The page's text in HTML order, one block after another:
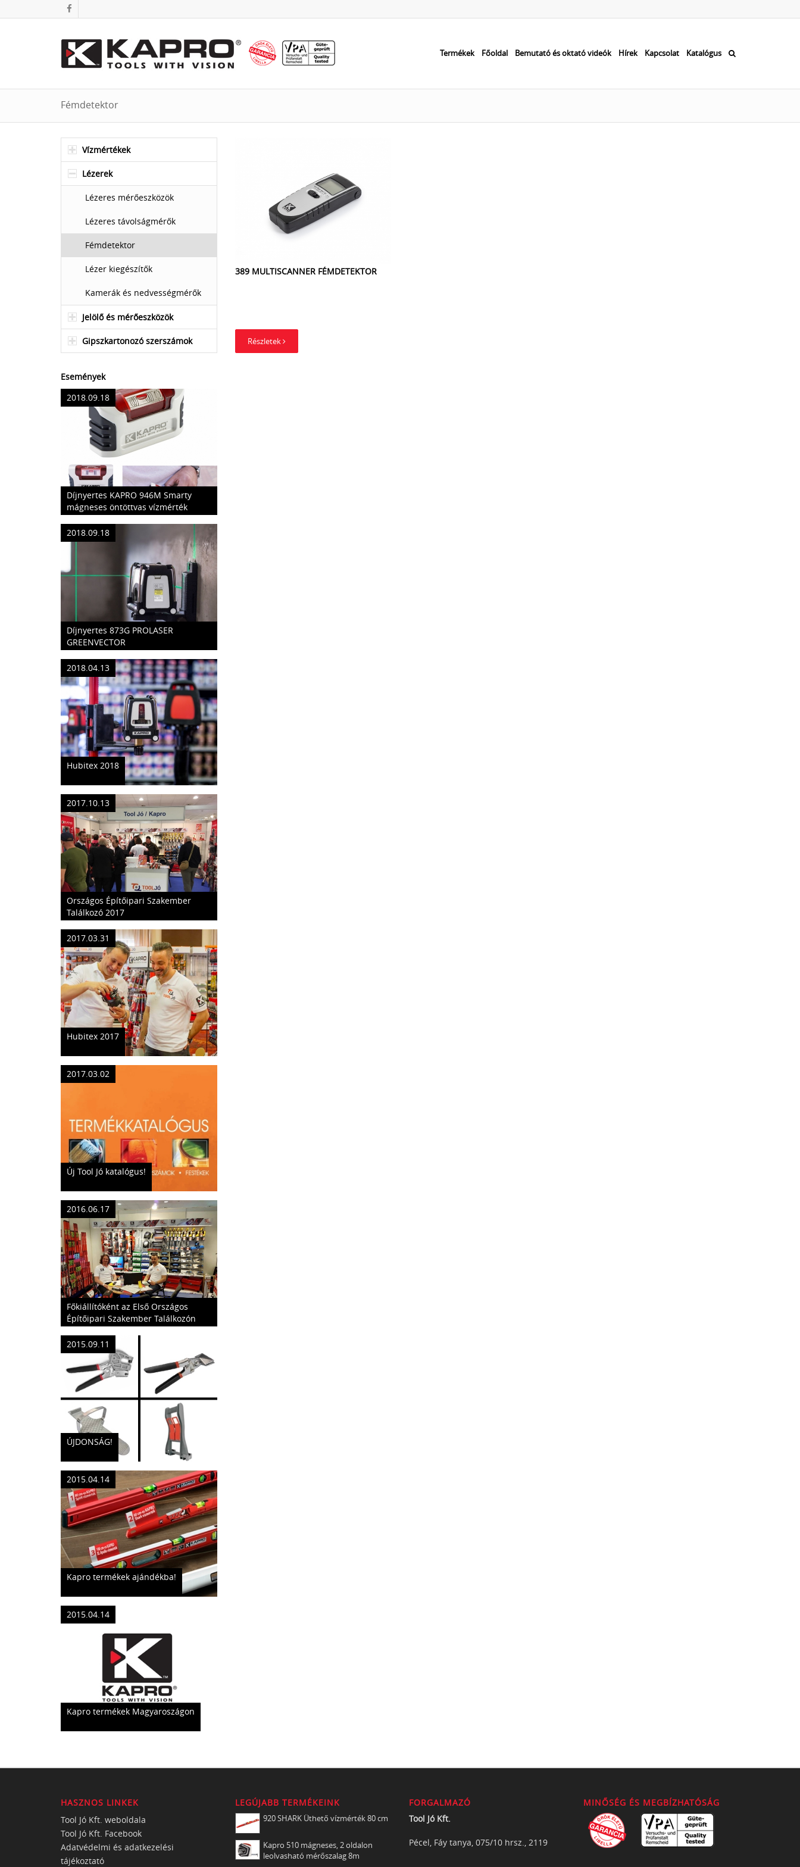
Termékek Főoldal Bemutató és oktató videók Hírek Kapcsolat Katalógus
Fémdetektor
Vízmértékek
Lézerek
Lézeres mérőeszközök
Lézeres távolságmérők
Fémdetektor
Lézer kiegészítők
Kamerák és nedvességmérők
Jelölő és mérőeszközök
Gipszkartonozó szerszámok
Események
2018.09.18
Díjnyertes KAPRO 946M Smarty
mágneses öntöttvas vízmérték
2018.09.18
Díjnyertes 873G PROLASER
GREENVECTOR
2018.04.13
Hubitex 2018
2017.10.13
Országos Építőipari Szakember
Találkozó 2017
2017.03.31
Hubitex 2017
2017.03.02
Új Tool Jó katalógus!
2016.06.17
Főkiállítóként az Első Országos
Építőipari Szakember Találkozón
2015.09.11
ÚJDONSÁG!
2015.04.14
Kapro termékek ajándékba!
2015.04.14
Kapro termékek Magyaroszágon
389 MULTISCANNER FÉMDETEKTOR
Részletek
HASZNOS LINKEK
Tool Jó Kft. weboldala
Tool Jó Kft. Facebook
Adatvédelmi és adatkezelési
tájékoztató
LEGÚJABB TERMÉKEINK
920 SHARK Üthető vízmérték 80 cm
Kapro 510 mágneses, 2 oldalon
leolvasható mérőszalag 8m
FORGALMAZÓ
Tool Jó Kft.
Pécel, Fáy tanya, 075/10 hrsz., 2119
MINŐSÉG ÉS MEGBÍZHATÓSÁG